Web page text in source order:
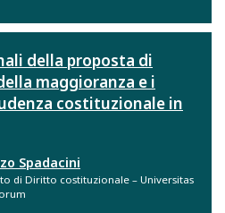
della proposta di
maggioranza e i
costituzionale in
Spadacini
di Diritto costituzionale – Universitas